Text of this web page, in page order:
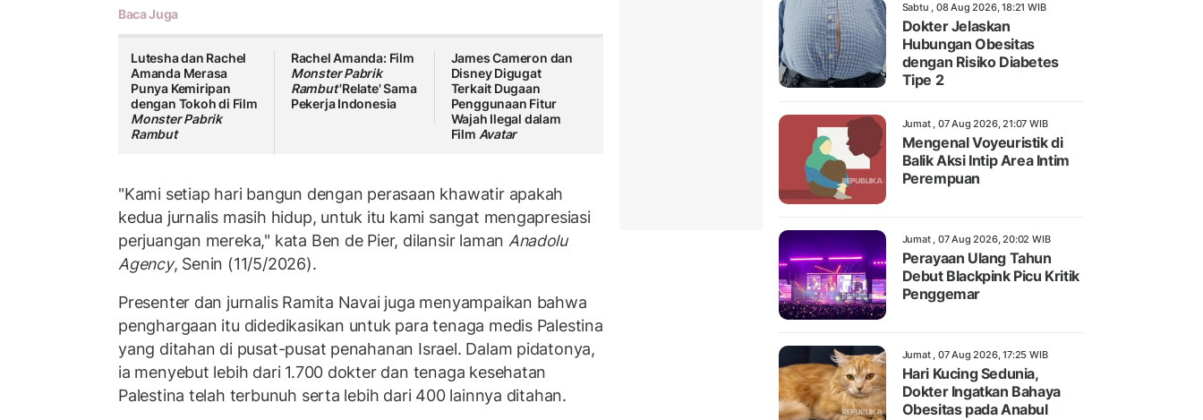
Baca Juga
Lutesha dan Rachel
Amanda Merasa
Punya Kemiripan
dengan Tokoh di Film
Monster Pabrik
Rambut
Rachel Amanda: Film
Monster Pabrik
Rambut'Relate' Sama
Pekerja Indonesia
James Cameron dan
Disney Digugat
Terkait Dugaan
Penggunaan Fitur
Wajah Ilegal dalam
Film Avatar
"Kami setiap hari bangun dengan perasaan khawatir apakah
kedua jurnalis masih hidup, untuk itu kami sangat mengapresiasi
perjuangan mereka," kata Ben de Pier, dilansir laman Anadolu
Agency, Senin (11/5/2026).
Presenter dan jurnalis Ramita Navai juga menyampaikan bahwa
penghargaan itu didedikasikan untuk para tenaga medis Palestina
yang ditahan di pusat-pusat penahanan Israel. Dalam pidatonya,
ia menyebut lebih dari 1.700 dokter dan tenaga kesehatan
Palestina telah terbunuh serta lebih dari 400 lainnya ditahan.
Sabtu , 08 Aug 2026, 18:21 WIB
Dokter Jelaskan
Hubungan Obesitas
dengan Risiko Diabetes
Tipe 2
Jumat , 07 Aug 2026, 21:07 WIB
Mengenal Voyeuristik di
Balik Aksi Intip Area Intim
Perempuan
Jumat , 07 Aug 2026, 20:02 WIB
Perayaan Ulang Tahun
Debut Blackpink Picu Kritik
Penggemar
Jumat , 07 Aug 2026, 17:25 WIB
Hari Kucing Sedunia,
Dokter Ingatkan Bahaya
Obesitas pada Anabul